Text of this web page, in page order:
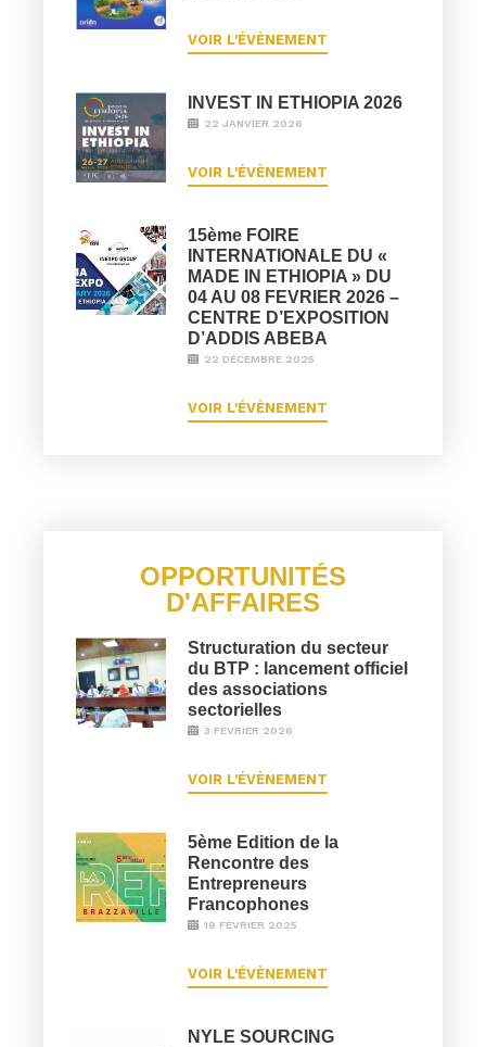
VOIR L'ÉVÈNEMENT
INVEST IN ETHIOPIA 2026
22 JANVIER 2026
VOIR L'ÉVÈNEMENT
15ème FOIRE
INTERNATIONALE DU «
MADE IN ETHIOPIA » DU
04 AU 08 FEVRIER 2026 –
CENTRE D’EXPOSITION
D’ADDIS ABEBA
22 DÉCEMBRE 2025
VOIR L'ÉVÈNEMENT
OPPORTUNITÉS
D'AFFAIRES
Structuration du secteur
du BTP : lancement officiel
des associations
sectorielles
3 FÉVRIER 2026
VOIR L'ÉVÈNEMENT
5ème Edition de la
Rencontre des
Entrepreneurs
Francophones
19 FÉVRIER 2025
VOIR L'ÉVÈNEMENT
NYLE SOURCING